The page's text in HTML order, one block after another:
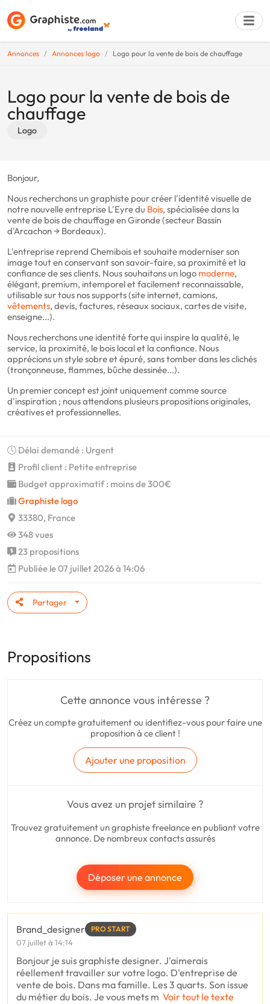
Annonces Annonces logo Logo pour la vente de bois de chauffage
Logo pour la vente de bois de
chauffage
Logo
Bonjour,
Nous recherchons un graphiste pour créer l'identité visuelle de
notre nouvelle entreprise L'Eyre du Bois, spécialisée dans la
vente de bois de chauffage en Gironde (secteur Bassin
d'Arcachon → Bordeaux).
L'entreprise reprend Chemibois et souhaite moderniser son
image tout en conservant son savoir-faire, sa proximité et la
confiance de ses clients. Nous souhaitons un logo moderne,
élégant, premium, intemporel et facilement reconnaissable,
utilisable sur tous nos supports (site internet, camions,
vêtements, devis, factures, réseaux sociaux, cartes de visite,
enseigne...).
Nous recherchons une identité forte qui inspire la qualité, le
service, la proximité, le bois local et la confiance. Nous
apprécions un style sobre et épuré, sans tomber dans les clichés
(tronçonneuse, flammes, bûche dessinée...).
Un premier concept est joint uniquement comme source
d'inspiration ; nous attendons plusieurs propositions originales,
créatives et professionnelles.
Délai demandé : Urgent
Profil client : Petite entreprise
Budget approximatif : moins de 300€
Graphiste logo
33380, France
348 vues
23 propositions
Publiée le 07 juillet 2026 à 14:06
Partager
Propositions
Cette annonce vous intéresse ?
Créez un compte gratuitement ou identifiez-vous pour faire une
proposition à ce client !
Ajouter une proposition
Vous avez un projet similaire ?
Trouvez gratuitement un graphiste freelance en publiant votre
annonce. De nombreux contacts assurés
Déposer une annonce
Brand_designer PRO START
07 juillet à 14:14
Bonjour je suis graphiste designer. J'aimerais
réellement travailler sur votre logo. D'entreprise de
vente de bois. Dans ma famille. Les 3 quarts. Son issue
du métier du bois. Je vous mets m Voir tout le texte